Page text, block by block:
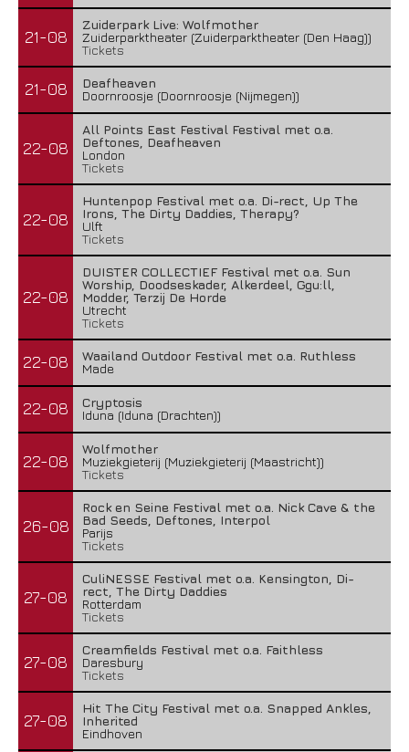
21-08
Zuiderpark Live: Wolfmother
Zuiderparktheater (Zuiderparktheater (Den Haag))
Tickets
21-08
Deafheaven
Doornroosje (Doornroosje (Nijmegen))
22-08
All Points East Festival Festival met o.a.
Deftones, Deafheaven
London
Tickets
22-08
Huntenpop Festival met o.a. Di-rect, Up The
Irons, The Dirty Daddies, Therapy?
Ulft
Tickets
22-08
DUISTER COLLECTIEF Festival met o.a. Sun
Worship, Doodseskader, Alkerdeel, Ggu:ll,
Modder, Terzij De Horde
Utrecht
Tickets
22-08
Waailand Outdoor Festival met o.a. Ruthless
Made
22-08
Cryptosis
Iduna (Iduna (Drachten))
22-08
Wolfmother
Muziekgieterij (Muziekgieterij (Maastricht))
Tickets
26-08
Rock en Seine Festival met o.a. Nick Cave & the
Bad Seeds, Deftones, Interpol
Parijs
Tickets
27-08
CuliNESSE Festival met o.a. Kensington, Di-
rect, The Dirty Daddies
Rotterdam
Tickets
27-08
Creamfields Festival met o.a. Faithless
Daresbury
Tickets
27-08
Hit The City Festival met o.a. Snapped Ankles,
Inherited
Eindhoven